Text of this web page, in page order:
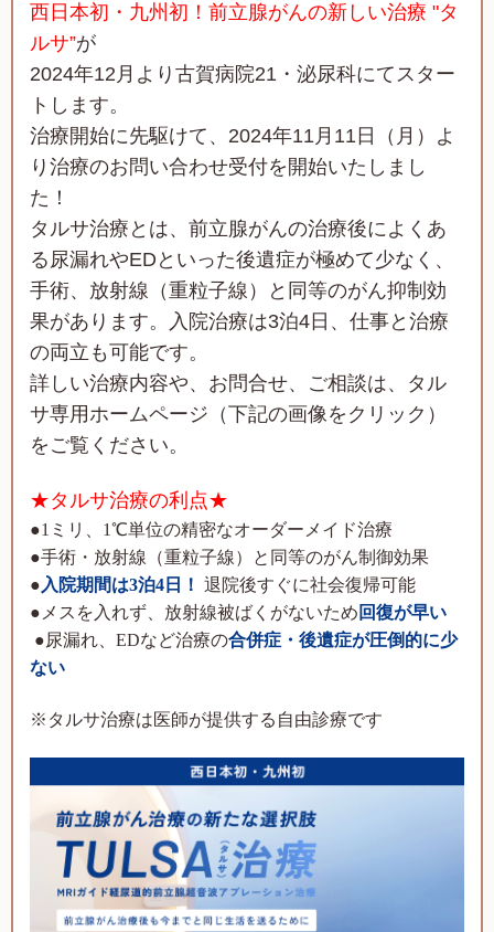
西日本初・九州初！前立腺がんの新しい治療 "タ
ルサ”が
2024年12月より古賀病院21・泌尿科にてスター
トします。
治療開始に先駆けて、2024年11月11日（月）よ
り治療のお問い合わせ受付を開始いたしまし
た！
タルサ治療とは、前立腺がんの治療後によくあ
る尿漏れやEDといった後遺症が極めて少なく、
手術、放射線（重粒子線）と同等のがん抑制効
果があります。入院治療は3泊4日、仕事と治療
の両立も可能です。
詳しい治療内容や、お問合せ、ご相談は、タル
サ専用ホームページ（下記の画像をクリック）
をご覧ください。
★タルサ治療の利点★
●1ミリ、1℃単位の精密なオーダーメイド治療
●手術・放射線（重粒子線）と同等のがん制御効果
● 入院期間は3泊4 日！ 退院後すぐに社会復帰可能
●メスを入れず、放射線被ばくがないため 回復が早い
●尿漏れ、 EDなど治療の合併症・後遺症が圧倒的に少
ない
※タルサ治療は医師が提供する自由診療です